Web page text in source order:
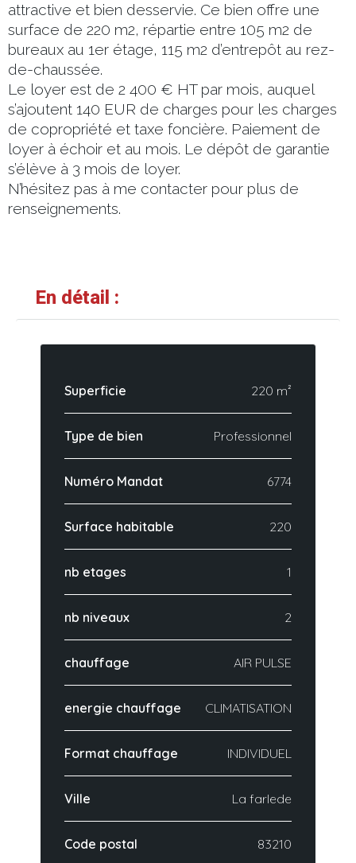
attractive et bien desservie. Ce bien offre une
surface de 220 m2, répartie entre 105 m2 de
bureaux au 1er étage, 115 m2 d’entrepôt au rez-
de-chaussée.
Le loyer est de 2 400 € HT par mois, auquel
s’ajoutent 140 EUR de charges pour les charges
de copropriété et taxe foncière. Paiement de
loyer à échoir et au mois. Le dépôt de garantie
s’élève à 3 mois de loyer.
N’hésitez pas à me contacter pour plus de
renseignements.
En détail :
Superficie 220 m²
Type de bien Professionnel
Numéro Mandat 6774
Surface habitable 220
nb etages 1
nb niveaux 2
chauffage AIR PULSE
energie chauffage CLIMATISATION
Format chauffage INDIVIDUEL
Ville La farlede
Code postal 83210